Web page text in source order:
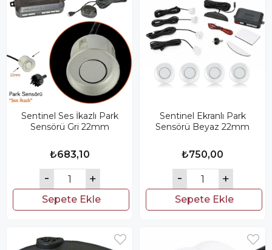
Sentinel Ses İkazlı Park
Sensörü Gri 22mm
₺683,10
Sepete Ekle
Sentinel Ekranlı Park
Sensörü Beyaz 22mm
₺750,00
Sepete Ekle